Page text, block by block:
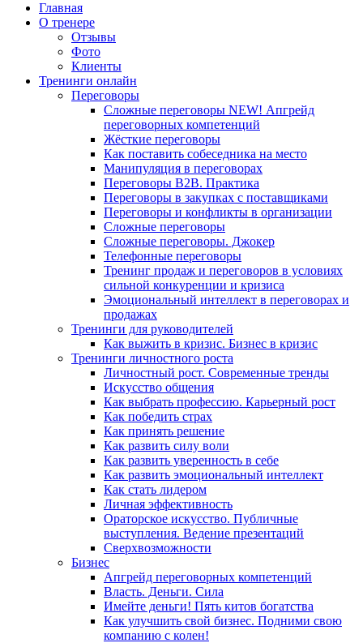
Главная
О тренере
Отзывы
Фото
Клиенты
Тренинги онлайн
Переговоры
Сложные переговоры NEW! Апгрейд
переговорных компетенций
Жёсткие переговоры
Как поставить собеседника на место
Манипуляция в переговорах
Переговоры B2B. Практика
Переговоры в закупках с поставщиками
Переговоры и конфликты в организации
Сложные переговоры
Сложные переговоры. Джокер
Телефонные переговоры
Тренинг продаж и переговоров в условиях
сильной конкуренции и кризиса
Эмоциональный интеллект в переговорах и
продажах
Тренинги для руководителей
Как выжить в кризис. Бизнес в кризис
Тренинги личностного роста
Личностный рост. Современные тренды
Искусство общения
Как выбрать профессию. Карьерный рост
Как победить страх
Как принять решение
Как развить силу воли
Как развить уверенность в себе
Как развить эмоциональный интеллект
Как стать лидером
Личная эффективность
Ораторское искусство. Публичные
выступления. Ведение презентаций
Сверхвозможности
Бизнес
Апгрейд переговорных компетенций
Власть. Деньги. Сила
Имейте деньги! Пять китов богатства
Как улучшить свой бизнес. Подними свою
компанию с колен!